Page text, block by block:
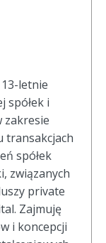
letnie
spółek i
zakresie
transakcjach
spółek
związanych
private
Zajmuję
i koncepcji